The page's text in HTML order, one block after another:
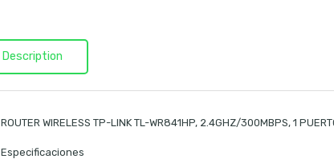
Description
ROUTER WIRELESS TP-LINK TL-WR841HP, 2.4GHZ/300MBPS, 1
Especificaciones